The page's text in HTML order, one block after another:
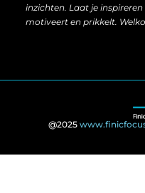
inzichten. Laat je
motiveert en prikkelt.
@2025